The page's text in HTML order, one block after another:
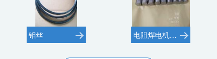
钼丝 电阻焊电机用钼电极